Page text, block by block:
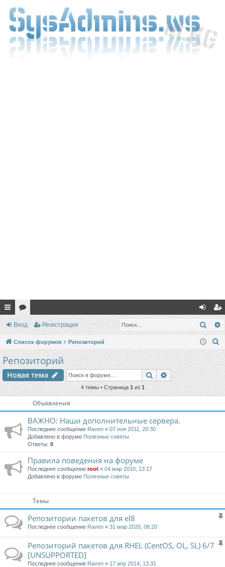
с
ы
и
ор хо
д
ег
ис
Вход Регистрация
Список форумов Репозиторий
Репозиторий
Новая тема Поиск
4 темы • Страница 1из 1
Объявления
ВАЖНО: Наши дополнительные сервера.
Последнее сообщение Raven « 07 ноя 2011, 20:30
Добавлено в форуме Полезные советы
Ответы: 8
Правила поведения на форуме
Последнее сообщение root « 04 мар 2010, 13:17
Добавлено в форуме Полезные советы
Темы
Репозитории пакетов для el8
Последнее сообщение Raven « 31 мар 2020, 08:20
Репозиторий пакетов для RHEL (CentOS, OL, SL) 6/7
[UNSUPPORTED]
Последнее сообщение Raven « 17 апр 2014, 13:31